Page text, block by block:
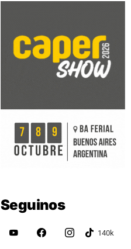
Seguinos